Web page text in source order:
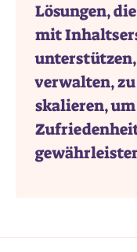
Lösungen,
mit
unterstützen,
verwalten,
skalieren,